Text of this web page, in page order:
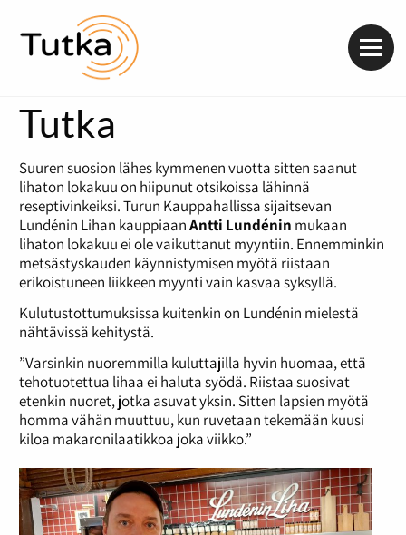
Tutka
Suuren suosion lähes kymmenen vuotta sitten saanut
lihaton lokakuu on hiipunut otsikoissa lähinnä
reseptivinkeiksi. Turun Kauppahallissa sijaitsevan
Lundénin Lihan kauppiaanAntti Lundénin mukaan
lihaton lokakuu ei ole vaikuttanut myyntiin. Ennemminkin
metsästyskauden käynnistymisen myötä riistaan
erikoistuneen liikkeen myynti vain kasvaa syksyllä.
Kulutustottumuksissa kuitenkin on Lundénin mielestä
nähtävissä kehitystä.
”Varsinkin nuoremmilla kuluttajilla hyvin huomaa, että
tehotuotettua lihaa ei haluta syödä. Riistaa suosivat
etenkin nuoret, jotka asuvat yksin. Sitten lapsien myötä
homma vähän muuttuu, kun ruvetaan tekemään kuusi
kiloa makaronilaatikkoa joka viikko.”